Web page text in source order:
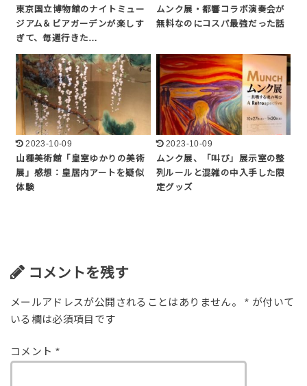
東京国立博物館のナイトミュー
ジアム＆ビアガーデンが楽しす
ぎて、毎週行きた…
ムンク展・都響コラボ演奏会が
無料なのにコスパ最強だった話
2023-10-09
山種美術館「皇室ゆかりの美術
展」感想：皇居内アートを疑似
体験
2023-10-09
ムンク展、「叫び」展示室の整
列ルールと混雑の中入手した限
定グッズ
コメントを残す
メールアドレスが公開されることはありません。 * が付いて
いる欄は必須項目です
コメント *